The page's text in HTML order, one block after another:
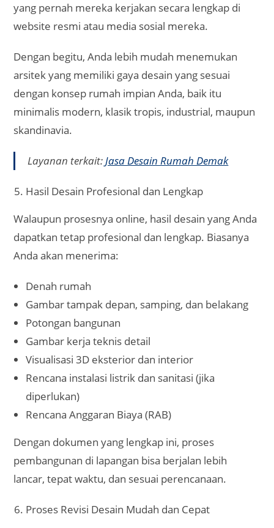
yang pernah mereka kerjakan secara lengkap di
website resmi atau media sosial mereka.
Dengan begitu, Anda lebih mudah menemukan
arsitek yang memiliki gaya desain yang sesuai
dengan konsep rumah impian Anda, baik itu
minimalis modern, klasik tropis, industrial, maupun
skandinavia.
Layanan terkait:Jasa Desain Rumah Demak
Hasil Desain Profesional dan Lengkap
Walaupun prosesnya online, hasil desain yang Anda
dapatkan tetap profesional dan lengkap. Biasanya
Anda akan menerima:
Denah rumah
Gambar tampak depan, samping, dan belakang
Potongan bangunan
Gambar kerja teknis detail
Visualisasi 3D eksterior dan interior
Rencana instalasi listrik dan sanitasi (jika
diperlukan)
Rencana Anggaran Biaya (RAB)
Dengan dokumen yang lengkap ini, proses
pembangunan di lapangan bisa berjalan lebih
lancar, tepat waktu, dan sesuai perencanaan.
Proses Revisi Desain Mudah dan Cepat